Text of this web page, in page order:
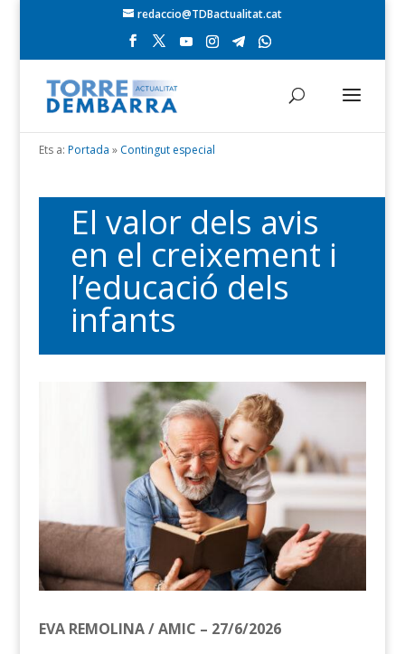
redaccio@TDBactualitat.cat
Ets a: Portada » Contingut especial
El valor dels avis
en el creixement i
l’educació dels
infants
EVA REMOLINA / AMIC – 27/6/2026